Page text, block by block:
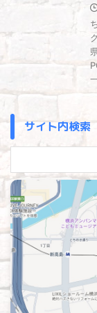
サイト内検索